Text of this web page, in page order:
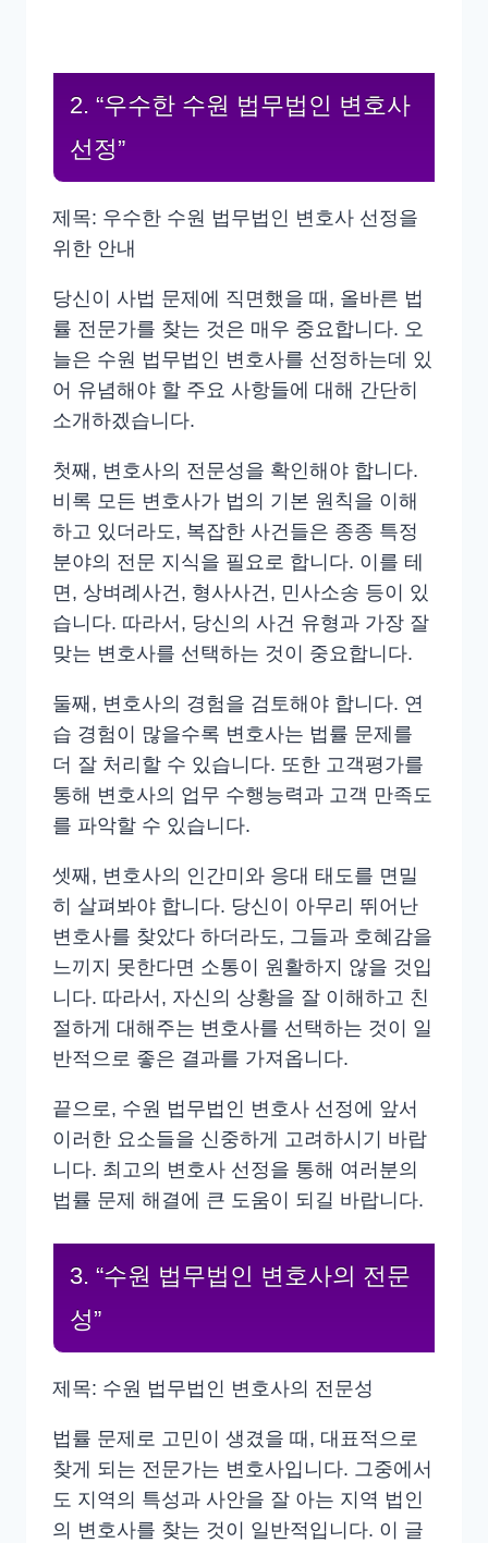
2. “우수한 수원 법무법인 변호사
선정”
제목: 우수한 수원 법무법인 변호사 선정을
위한 안내
당신이 사법 문제에 직면했을 때, 올바른 법
률 전문가를 찾는 것은 매우 중요합니다. 오
늘은 수원 법무법인 변호사를 선정하는데 있
어 유념해야 할 주요 사항들에 대해 간단히
소개하겠습니다.
첫째, 변호사의 전문성을 확인해야 합니다.
비록 모든 변호사가 법의 기본 원칙을 이해
하고 있더라도, 복잡한 사건들은 종종 특정
분야의 전문 지식을 필요로 합니다. 이를 테
면, 상벼례사건, 형사사건, 민사소송 등이 있
습니다. 따라서, 당신의 사건 유형과 가장 잘
맞는 변호사를 선택하는 것이 중요합니다.
둘째, 변호사의 경험을 검토해야 합니다. 연
습 경험이 많을수록 변호사는 법률 문제를
더 잘 처리할 수 있습니다. 또한 고객평가를
통해 변호사의 업무 수행능력과 고객 만족도
를 파악할 수 있습니다.
셋째, 변호사의 인간미와 응대 태도를 면밀
히 살펴봐야 합니다. 당신이 아무리 뛰어난
변호사를 찾았다 하더라도, 그들과 호혜감을
느끼지 못한다면 소통이 원활하지 않을 것입
니다. 따라서, 자신의 상황을 잘 이해하고 친
절하게 대해주는 변호사를 선택하는 것이 일
반적으로 좋은 결과를 가져옵니다.
끝으로, 수원 법무법인 변호사 선정에 앞서
이러한 요소들을 신중하게 고려하시기 바랍
니다. 최고의 변호사 선정을 통해 여러분의
법률 문제 해결에 큰 도움이 되길 바랍니다.
3. “수원 법무법인 변호사의 전문
성”
제목: 수원 법무법인 변호사의 전문성
법률 문제로 고민이 생겼을 때, 대표적으로
찾게 되는 전문가는 변호사입니다. 그중에서
도 지역의 특성과 사안을 잘 아는 지역 법인
의 변호사를 찾는 것이 일반적입니다. 이 글